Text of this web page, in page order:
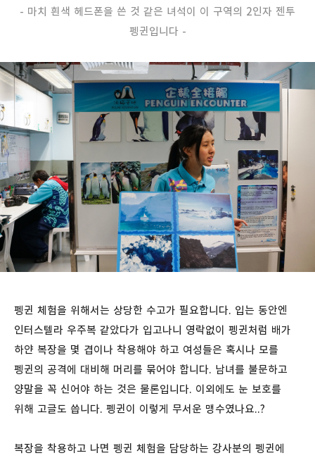
- 마치 흰색 헤드폰을 쓴 것 같은 녀석이 이 구역의 2인자 젠투
펭귄입니다 -
펭귄 체험을 위해서는 상당한 수고가 필요합니다. 입는 동안엔
인터스텔라 우주복 같았다가 입고나니 영락없이 펭귄처럼 배가
하얀 복장을 몇 겹이나 착용해야 하고 여성들은 혹시나 모를
펭귄의 공격에 대비해 머리를 묶어야 합니다. 남녀를 불문하고
양말을 꼭 신어야 하는 것은 물론입니다. 이외에도 눈 보호를
위해 고글도 씁니다. 펭귄이 이렇게 무서운 맹수였나요..?
복장을 착용하고 나면 펭귄 체험을 담당하는 강사분의 펭귄에